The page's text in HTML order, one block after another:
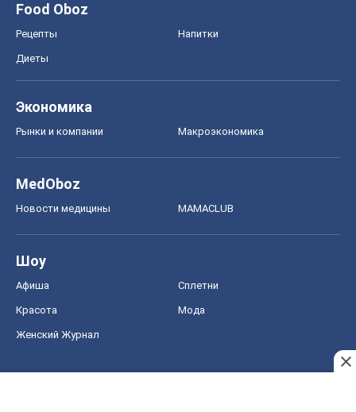
Food Oboz
Рецепты Напитки
Диеты
Экономика
Рынки и компании Mакроэкономика
MedOboz
Новости медицины MAMACLUB
Шоу
Афиша Сплетни
Красота Мода
Женский Журнал